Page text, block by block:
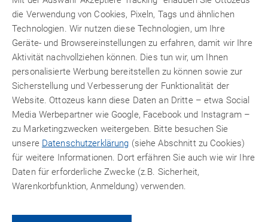
PRODUKTVARIANTEN ZUBEHÖR
die Verwendung von Cookies, Pixeln, Tags und ähnlichen
Technologien. Wir nutzen diese Technologien, um Ihre
Geräte- und Browsereinstellungen zu erfahren, damit wir Ihre
Aktivität nachvollziehen können. Dies tun wir, um Ihnen
personalisierte Werbung bereitstellen zu können sowie zur
Sicherstellung und Verbesserung der Funktionalität der
Website. Ottozeus kann diese Daten an Dritte – etwa Social
Media Werbepartner wie Google, Facebook und Instagram –
zu Marketingzwecken weitergeben. Bitte besuchen Sie
unsere Datenschutzerklärung (siehe Abschnitt zu Cookies)
für weitere Informationen. Dort erfähren Sie auch wie wir Ihre
Daten für erforderliche Zwecke (z.B. Sicherheit,
Warenkorbfunktion, Anmeldung) verwenden.